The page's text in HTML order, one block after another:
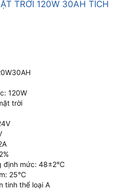
TRỜI 120W 30AH TÍCH
120W
trời
định mức: 48±2°C
25°C
tinh thể loại A